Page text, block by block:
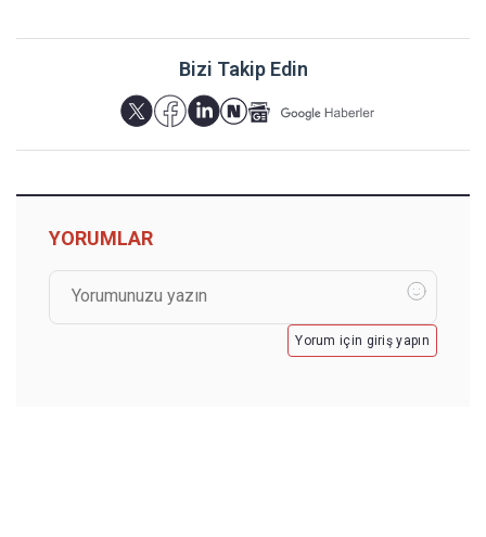
Bizi Takip Edin
YORUMLAR
Yorum için giriş yapın